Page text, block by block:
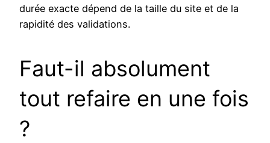
durée exacte dépend de la taille du site et de la
rapidité des validations.
Faut-il absolument
tout refaire en une fois
?